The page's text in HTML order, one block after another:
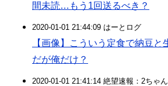
間未読…もう1回送るべき？
2020-01-01 21:44:09 はーとログ
【画像】こういう定食で納豆と
だが俺だけ？
2020-01-01 21:41:14 絶望速報：2ちゃ